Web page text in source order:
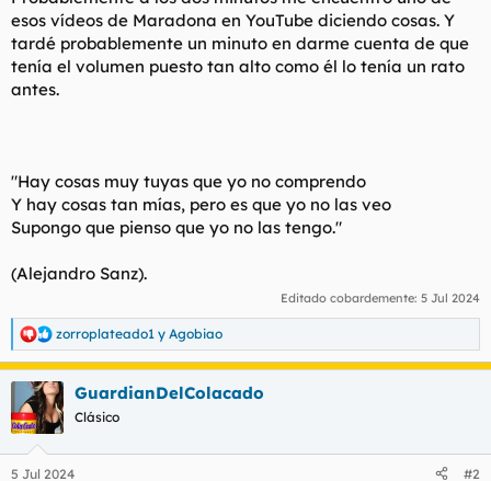
esos vídeos de Maradona en YouTube diciendo cosas. Y
tardé probablemente un minuto en darme cuenta de que
tenía el volumen puesto tan alto como él lo tenía un rato
antes.
"Hay cosas muy tuyas que yo no comprendo
Y hay cosas tan mías, pero es que yo no las veo
Supongo que pienso que yo no las tengo."
(Alejandro Sanz).
Editado cobardemente: 5 Jul 2024
R
e
a
c
i
zorroplateado1 y Agobiao
GuardianDelColacado
Clásico
5 Jul 2024 #2